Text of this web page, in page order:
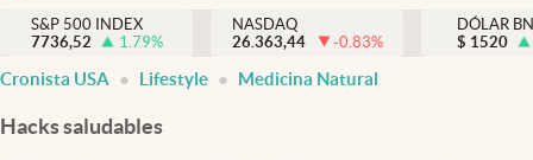
DÓLAR
México
Inmigración
S&P 500 INDEX
7736,52
1.79%
NASDAQ
26.363,44
-0.83%
DÓLAR
$ 1520
Cronista USA Lifestyle Medicina Natural
Hacks saludables